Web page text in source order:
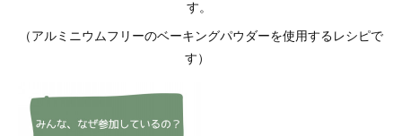
す。
（アルミニウムフリーのベーキングパウダーを使用するレシピで
す）